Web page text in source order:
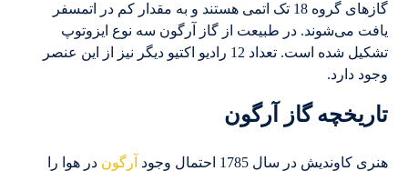
گازهای گروه 18 تک اتمی هستند و به مقدار کم در اتمسفر
یافت می‌شوند. در طبیعت از گاز آرگون سه نوع ایزوتوپ
تشکیل شده است. تعداد 12 رادیو اکتیو دیگر نیز از این عنصر
وجود دارد.
تاریخچه گاز آرگون
هنری کاوندیش در سال 1785 احتمال وجود آرگون در هوا را